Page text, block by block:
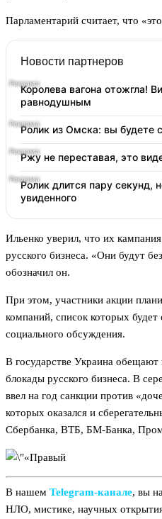
Парламентарий считает, что
Новости партнеров
Королева вагона отожгла!
равнодушным
Ролик из Омска: вы будете
Ржу не переставая, это
Ролик длится пару секунд,
увиденного
Ильенко уверил, что их
русского бизнеса. «Они будут
обозначил он.
При этом, участники акции
компаний, список которых будет
социального обсуждения.
В государстве Украина
блокады русского бизнеса. В
ввел на год санкции против
которых оказался и
Сбербанка, ВТБ, БМ-Банка,
В нашем Telegram‑канале, вы
НЛО, мистике, научных